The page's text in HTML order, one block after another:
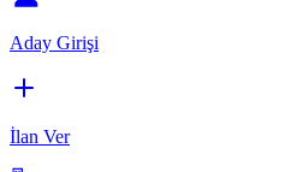
Aday Girişi
İlan Ver